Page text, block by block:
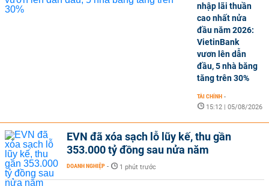
nhập lãi thuần
cao nhất nửa
đầu năm 2026:
VietinBank
vươn lên dẫn
đầu, 5 nhà băng
tăng trên 30%
TÀI CHÍNH -
15:12 | 05/08/2026
EVN đã xóa sạch lỗ lũy kế, thu gần
353.000 tỷ đồng sau nửa năm
DOANH NGHIỆP - 1 phút trước